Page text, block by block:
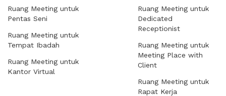
Ruang Meeting untuk
Pentas Seni
Ruang Meeting untuk
Tempat Ibadah
Ruang Meeting untuk
Kantor Virtual
Ruang Meeting untuk
Dedicated
Receptionist
Ruang Meeting untuk
Meeting Place with
Client
Ruang Meeting untuk
Rapat Kerja